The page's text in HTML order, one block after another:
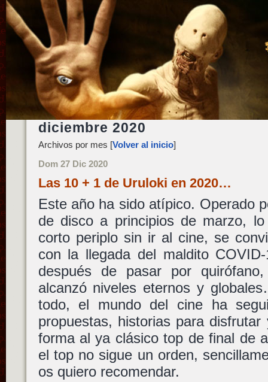
diciembre 2020
Archivos por mes [Volver al inicio]
Dom 27 Dic 2020
Las 10 + 1 de Uruloki en 2020…
Este año ha sido atípico. Operado
de disco a principios de marzo,
corto periplo sin ir al cine, se
con la llegada del maldito
después de pasar por
alcanzó niveles eternos y
todo, el mundo del cine ha
propuestas, historias para
forma al ya clásico top de final de
el top no sigue un orden,
os quiero recomendar.